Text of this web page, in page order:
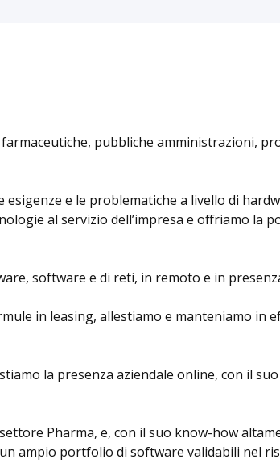
pubbliche amministrazioni,
e le problematiche a livello di
al servizio dell’impresa e offriamo
software e di reti, in remoto e in
in leasing, allestiamo e manteniamo in
la presenza aziendale online, con il
Pharma, e, con il suo know-how
ampio portfolio di software validabili nel